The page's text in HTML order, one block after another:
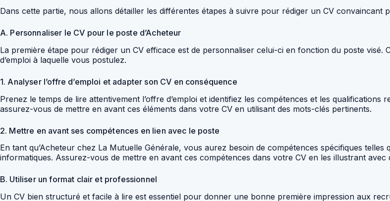
Dans cette partie, nous allons détailler les différentes étapes à suivre pour rédiger un CV convaincant
A. Personnaliser le CV pour le poste d’Acheteur
La première étape pour rédiger un CV efficace est de personnaliser celui-ci en fonction du poste visé.
d’emploi à laquelle vous postulez.
1. Analyser l’offre d’emploi et adapter son CV en conséquence
Prenez le temps de lire attentivement l’offre d’emploi et identifiez les compétences et les
assurez-vous de mettre en avant ces éléments dans votre CV en utilisant des mots-clés pertinents.
2. Mettre en avant ses compétences en lien avec le poste
En tant qu’Acheteur chez La Mutuelle Générale, vous aurez besoin de compétences spécifiques
informatiques. Assurez-vous de mettre en avant ces compétences dans votre CV en les illustrant
B. Utiliser un format clair et professionnel
Un CV bien structuré et facile à lire est essentiel pour donner une bonne première impression aux